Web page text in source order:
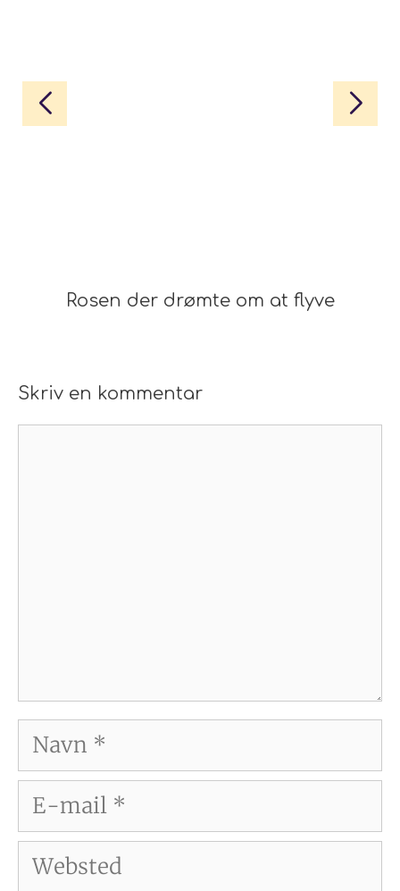
Rosen der drømte om at flyve
Skriv en kommentar
Navn
E-
mail
Websted